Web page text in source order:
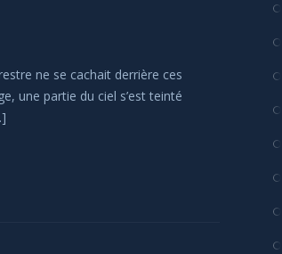
ne se cachait derrière ces
une partie du ciel s’est teinté